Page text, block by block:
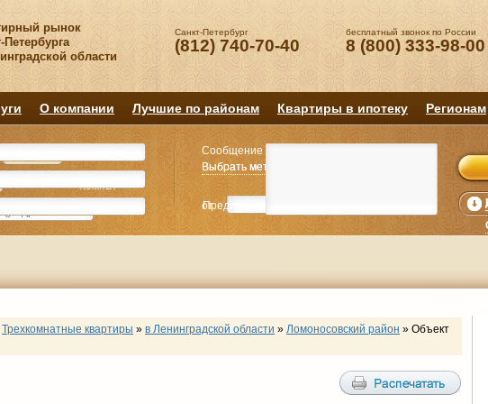
рынок
Петербурга
области
Санкт-Петербург
(812) 740-70-40
бесплатный звонок по России
8 (800) 333-98-00
О компании Лучшие по районам Квартиры в ипотеку Регионам
Комнат
Выбрать метро
от
Комнат
Выбрать метро
Предпочитаемая цена
Сообщение
Трехкомнатные квартиры » в Ленинградской области » Ломоносовский район » Объект